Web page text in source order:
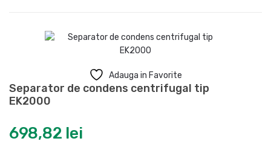
Adauga in Favorite
Separator de condens centrifugal tip
EK2000
698,82 lei